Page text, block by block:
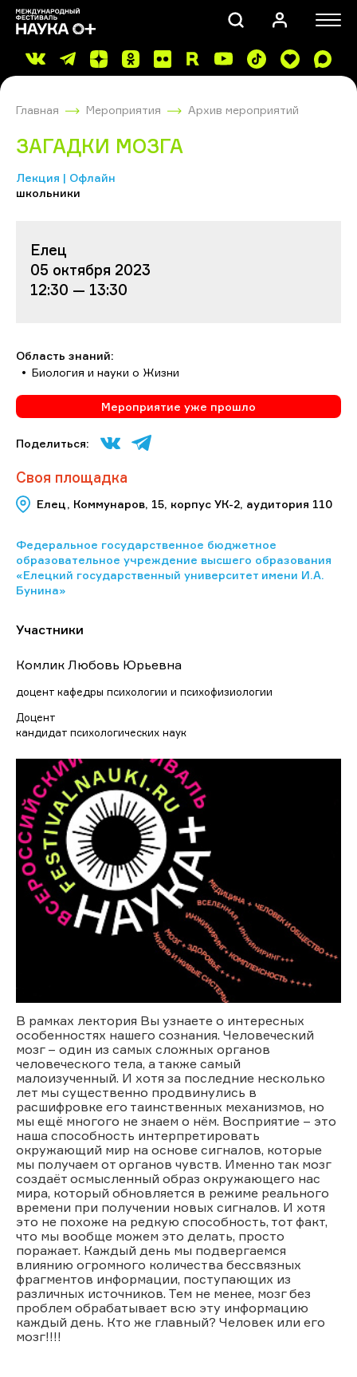
Главная Мероприятия Архив мероприятий
ЗАГАДКИ МОЗГА
Лекция | Офлайн
школьники
Елец
05 октября 2023
12:30 — 13:30
Область знаний:
Биология и науки о Жизни
Мероприятие уже прошло
Поделиться:
Своя площадка
Елец, Коммунаров, 15, корпус УК-2, аудитория 110
Федеральное государственное бюджетное
образовательное учреждение высшего образования
«Елецкий государственный университет имени И.А.
Бунина»
Участники
Комлик Любовь Юрьевна
доцент кафедры психологии и психофизиологии
Доцент
кандидат психологических наук
В рамках лектория Вы узнаете о интересных
особенностях нашего сознания. Человеческий
мозг – один из самых сложных органов
человеческого тела, а также самый
малоизученный. И хотя за последние несколько
лет мы существенно продвинулись в
расшифровке его таинственных механизмов, но
мы ещё многого не знаем о нём. Восприятие – это
наша способность интерпретировать
окружающий мир на основе сигналов, которые
мы получаем от органов чувств. Именно так мозг
создаёт осмысленный образ окружающего нас
мира, который обновляется в режиме реального
времени при получении новых сигналов. И хотя
это не похоже на редкую способность, тот факт,
что мы вообще можем это делать, просто
поражает. Каждый день мы подвергаемся
влиянию огромного количества бессвязных
фрагментов информации, поступающих из
различных источников. Тем не менее, мозг без
проблем обрабатывает всю эту информацию
каждый день. Кто же главный? Человек или его
мозг!!!!